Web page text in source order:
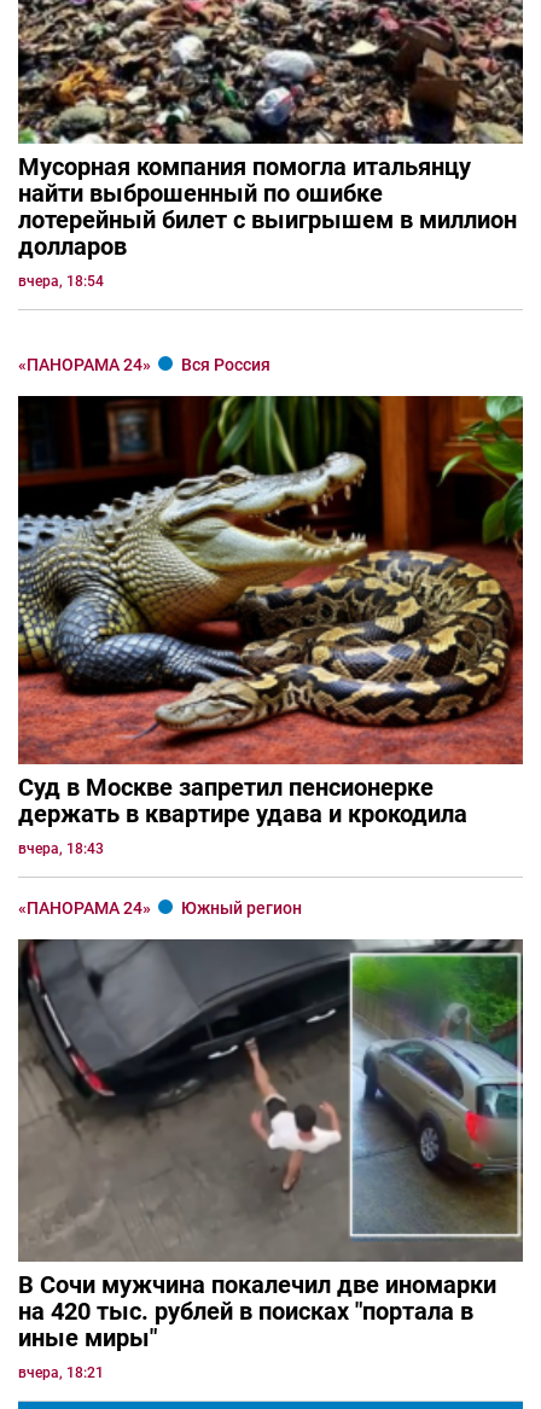
Мусорная компания помогла итальянцу
найти выброшенный по ошибке
лотерейный билет с выигрышем в миллион
долларов
вчера, 18:54
«ПАНОРАМА 24» Вся Россия
Суд в Москве запретил пенсионерке
держать в квартире удава и крокодила
вчера, 18:43
«ПАНОРАМА 24» Южный регион
В Сочи мужчина покалечил две иномарки
на 420 тыс. рублей в поисках "портала в
иные миры"
вчера, 18:21